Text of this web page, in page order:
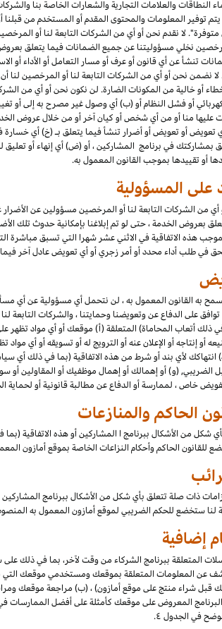
النطاقات والعلامات التجارية والشعارات الخاصة بنا
يتم توفير المعلومات والمحتوى المقدم أو المستخدم من
لا نقدم نحن أو أي من الشركات التابعة لنا أو
نخلي مسؤوليتنا عن جميع الضمانات فيما يتعلق
تنشأ عن أي قانون أو عرف أو مسار التعامل أو الأداء
نضمن نحن أو أي من الشركات التابعة لنا أو المرخصين
أو خالية من المكونات الضارة. لن نكون نحن أو أي من
أو فشل النظام أو (ب) أي وصول غير مصرح به إلى
منا أو من أي شخص أو كيان آخر أو من خلال عروض
أو تعويض أو أضرار تنشأ فيما يتعلق بـ (خ) أي خسارة في
بمشاركتك في برنامج المشاركين ، أو (ض) أي إنهاء أو
أو تقييدها بموجب القانون المعمول به.
على المسؤولية
من الشركات التابعة لنا أو المرخصين مسؤولين عن الأضرار
بعروض الخدمة ، حتى لو تم إبلاغنا بإمكانية حدوث تلك
هذه الاتفاقية في الاثني عشر شهرا التي تسبق مباشرة
في طلب أداء محدد أو أمر زجري أو أي تعويض عادل آخر
به القانون المعمول به ، لن نتحمل أي مسؤولية عن أي
توافق على الدفاع عن وتعويضنا وحمايتنا ، والشركات
ذلك أتعاب المحاماة) المتعلقة (أ) موقعك أو أي مواد
أو إنتاجه أو الإعلان عنه أو الترويج له أو تسويقه أو أي
انتهاكك لأي بند أو شرط من هذه الاتفاقية (بما في ذلك أي
الضريبي, (و)أو إهمالك أو إهمال موظفيك أو المقاولين أو
خاص ، لممارسة أو الدفاع عن مطالبة قانونية أو لحماية
الحاكم والمنازعات
شكل من الأشكال ببرنامج ا المشاركين أو هذه الاتفاقية
للقانون الحاكم وأحكام النزاعات الخاصة بموقع أمازون
ذات صلة تتعلق بأي شكل من الأشكال ببرنامج المشاركين
لنا ستخضع للحكم الضريبي لموقع أمازون المعمول به
إضافية
المتعلقة ببرنامج الشركاء من وقت لآخر، بما في ذلك على
عن المعلومات المتعلقة بموقعك ومستخدمي موقعك التي
شراء منتج على موقع أمازون) ، (ب) مراجعة موقعك
المعروض على موقعك كأمثلة على أفضل الممارسات
في الجدول ٤.